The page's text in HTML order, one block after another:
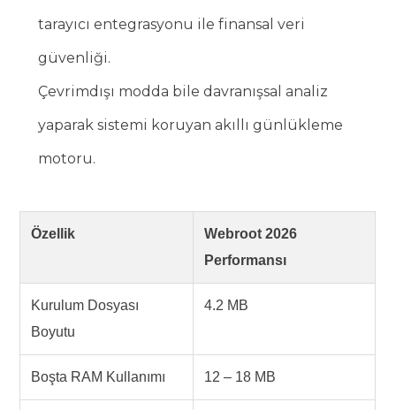
tarayıcı entegrasyonu ile finansal veri
güvenliği.
Çevrimdışı modda bile davranışsal analiz
yaparak sistemi koruyan akıllı günlükleme
motoru.
Özellik
Webroot 2026
Performansı
Kurulum Dosyası
Boyutu
4.2 MB
Boşta RAM Kullanımı 12 – 18 MB